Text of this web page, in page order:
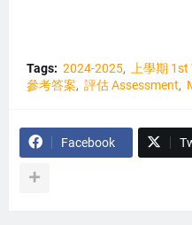
Tags: 2024-2025 上學期 1st
參考答案
評估 Assessment
Facebook